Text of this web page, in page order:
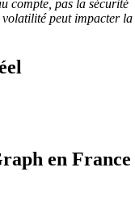
compte, pas la sécurité
volatilité peut impacter la
en France